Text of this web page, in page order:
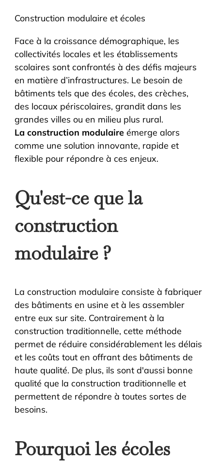
Construction modulaire et écoles
Face à la croissance démographique, les
collectivités locales et les établissements
scolaires sont confrontés à des défis majeurs
en matière d’infrastructures. Le besoin de
bâtiments tels que des écoles, des crèches,
des locaux périscolaires, grandit dans les
grandes villes ou en milieu plus rural.
La construction modulaireémerge alors
comme une solution innovante, rapide et
flexible pour répondre à ces enjeux.
Qu'est-ce que la
construction
modulaire ?
La construction modulaire consiste à fabriquer
des bâtiments en usine et à les assembler
entre eux sur site. Contrairement à la
construction traditionnelle, cette méthode
permet de réduire considérablement les délais
et les coûts tout en offrant des bâtiments de
haute qualité. De plus, ils sont d'aussi bonne
qualité que la construction traditionnelle et
permettent de répondre à toutes sortes de
besoins.
Pourquoi les écoles